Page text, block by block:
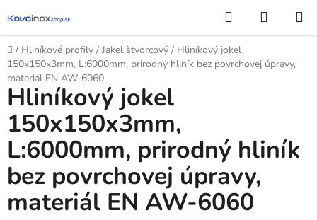
na
obsah
Hľadať
KOŠÍK
Domov
/ Hliníkové profily / Jakel štvorcový / Hliníkový jokel
150x150x3mm, L:6000mm, prirodný hliník bez povrchovej úpravy,
materiál EN AW-6060
Hliníkový jokel
150x150x3mm,
L:6000mm, prirodný hliník
bez povrchovej úpravy,
materiál EN AW-6060